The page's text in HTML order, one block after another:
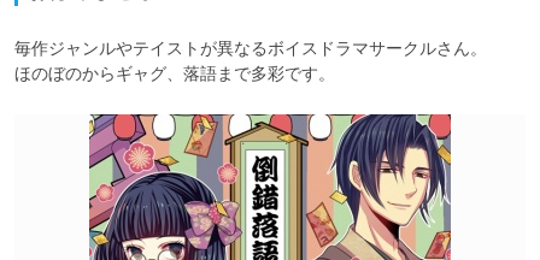
毎作ジャンルやテイストが異なるボイスドラマサークルさん。
ほのぼのからギャグ、落語まで多彩です。